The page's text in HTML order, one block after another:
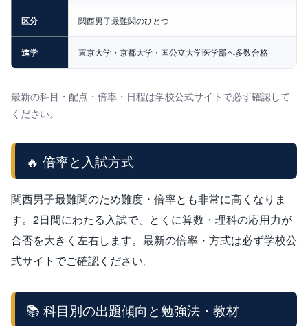
区分 関西男子最難関のひとつ
進学 東京大学・京都大学・国公立大学医学部へ多数合格
最新の科目・配点・倍率・日程は学校公式サイトで必ず確認して
ください。
🔥 倍率と入試方式
関西男子最難関のため難度・倍率とも非常に高くなりま
す。2日間にわたる入試で、とくに算数・理科の応用力が
合否を大きく左右します。最新の倍率・方式は必ず学校公
式サイトでご確認ください。
📚 科目別の出題傾向と勉強法・教材